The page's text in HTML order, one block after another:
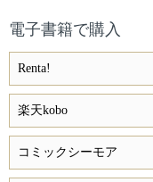
電子書籍で購入
Renta!
楽天kobo
コミックシーモア